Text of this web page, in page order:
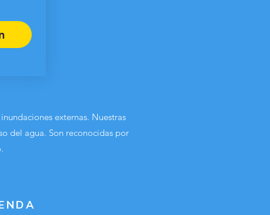
externas. Nuestras
del agua. Son reconocidas por